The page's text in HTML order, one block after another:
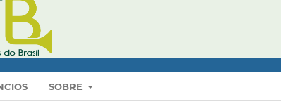
SOBRE